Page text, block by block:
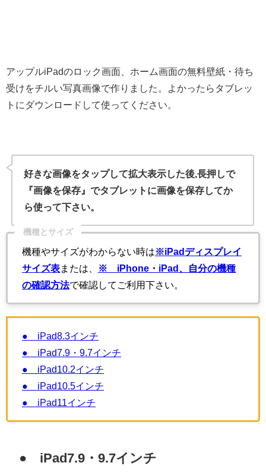
アップルiPadのロック画面、ホーム画面の無料壁紙・待ち
受けをチルい写真画像で作りました。よかったらタブレッ
トにダウンロードして使ってください。
好きな画像をタップして拡大表示した後,長押しで
『画像を保存』でタブレットに画像を保存してか
ら使って下さい。
機種とサイズ
機種やサイズがわからない時は※iPadディスプレイ
サイズ表または、
※ iPhone・iPad、自分の機種
の確認方法で確認してご利用下さい。
● iPad8.3インチ
● iPad7.9・9.7インチ
● iPad10.2インチ
● iPad10.5インチ
● iPad11インチ
● iPad7.9・9.7インチ